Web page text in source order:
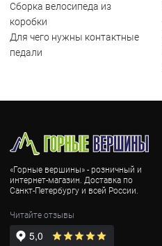
Сборка велосипеда из
коробки
Для чего нужны контактные
педали
«Горные вершины» - розничный и
интернет-магазин. Доставка по
Санкт-Петербургу и всей России.
Читайте отзывы